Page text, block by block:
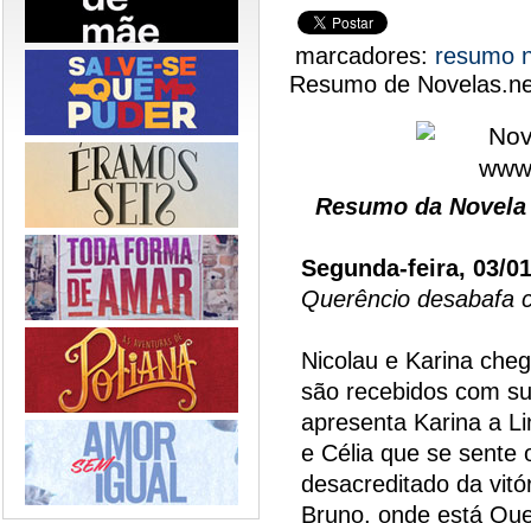
marcadores: resumo
Resumo de
Resumo da
Segunda-feira, 03/
Querêncio desabafa
Nicolau e Karina
são recebidos com
apresenta Karina a
e Célia que se sente
desacreditado da
Bruno, onde está